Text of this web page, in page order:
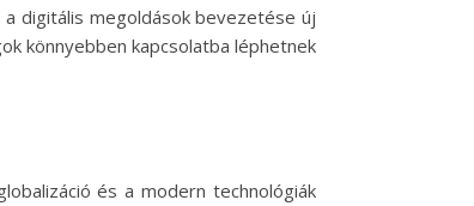
digitális megoldások bevezetése új
könnyebben kapcsolatba léphetnek
és a modern technológiák